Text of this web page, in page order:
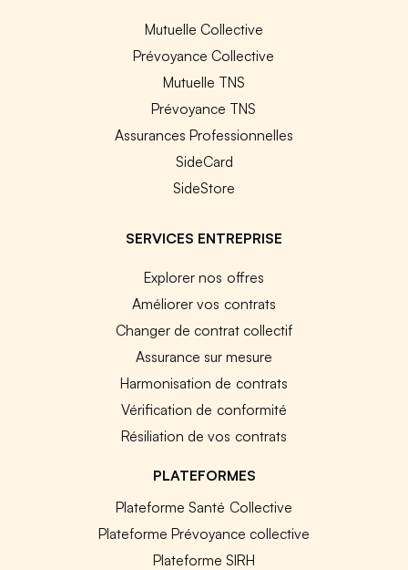
Mutuelle Collective
Prévoyance Collective
Mutuelle TNS
Prévoyance TNS
Assurances Professionnelles
SideCard
SideStore
SERVICES ENTREPRISE
Explorer nos offres
Améliorer vos contrats
Changer de contrat collectif
Assurance sur mesure
Harmonisation de contrats
Vérification de conformité
Résiliation de vos contrats
PLATEFORMES
Plateforme Santé Collective
Plateforme Prévoyance collective
Plateforme SIRH